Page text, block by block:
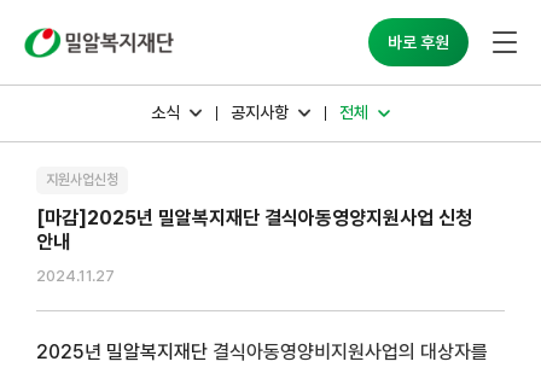
바로 후원
소식 공지사항 전체
지원사업신청
[마감]2025년 밀알복지재단 결식아동영양지원사업 신청
안내
2024.11.27
2025년 밀알복지재단 결식아동영양비지원사업의 대상자를